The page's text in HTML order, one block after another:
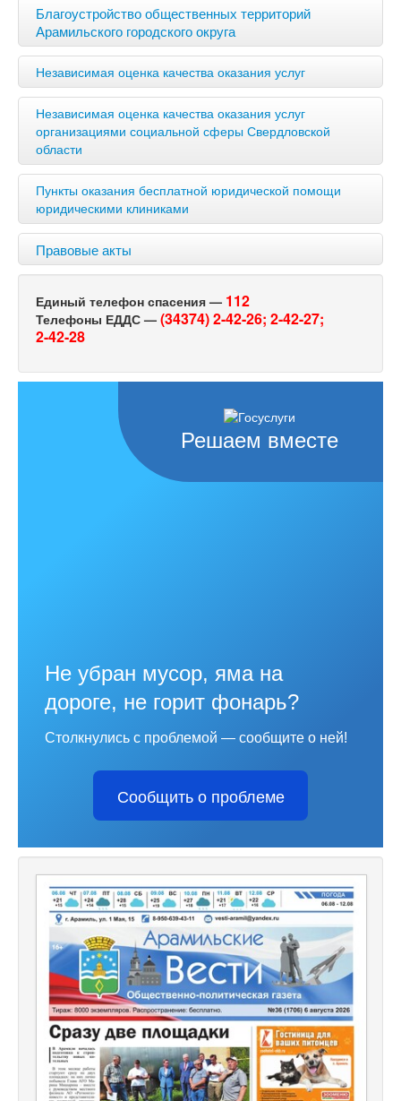
Благоустройство общественных территорий
Арамильского городского округа
Независимая оценка качества оказания услуг
Независимая оценка качества оказания услуг
организациями социальной сферы Свердловской
области
Пункты оказания бесплатной юридической помощи
юридическими клиниками
Правовые акты
Единый телефон спасения — 112
Телефоны ЕДДС — (34374) 2-42-26; 2-42-27;
2-42-28
Решаем вместе
Не убран мусор, яма на
дороге, не горит фонарь?
Столкнулись с проблемой — сообщите о ней!
Сообщить о проблеме